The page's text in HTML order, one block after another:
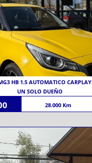
HB 1.5 AUTOMATICO CARPLAY
UN SOLO DUEÑO
28.000 Km